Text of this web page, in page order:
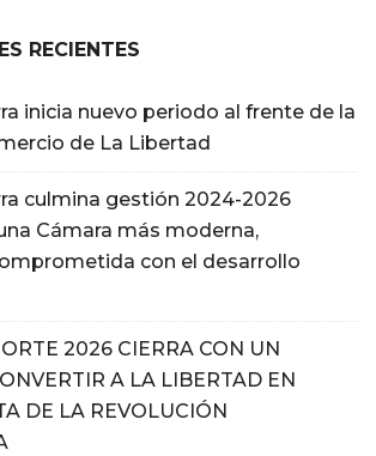
RECIENTES
inicia nuevo periodo al frente de la
de La Libertad
culmina gestión 2024-2026
Cámara más moderna,
con el desarrollo
2026 CIERRA CON UN
A LA LIBERTAD EN
DE LA REVOLUCIÓN